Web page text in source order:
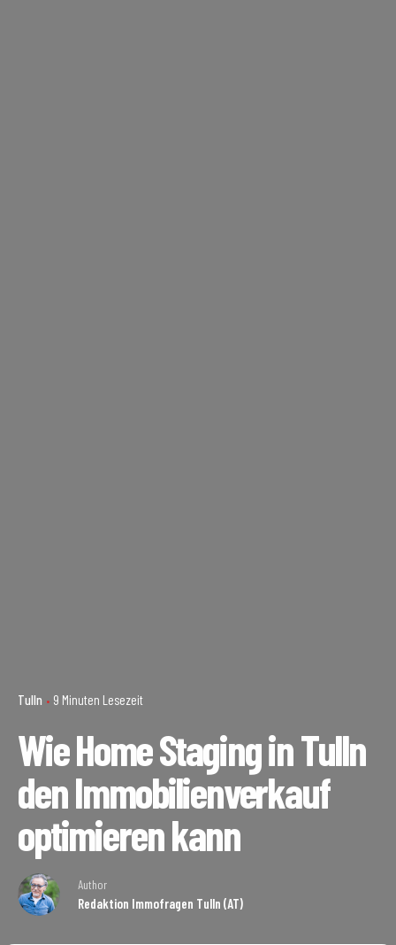
Tulln 9 Minuten Lesezeit
Wie Home Staging in Tulln
den Immobilienverkauf
optimieren kann
Author
Redaktion Immofragen Tulln (AT)